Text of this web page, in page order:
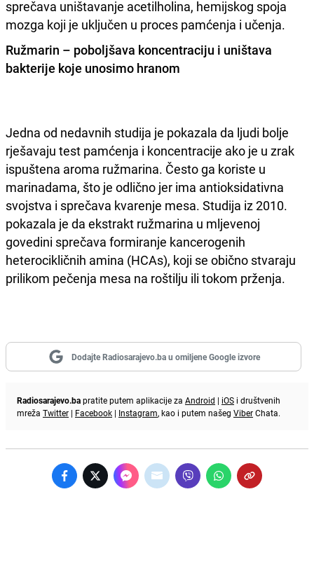
sprečava uništavanje acetilholina, hemijskog spoja
mozga koji je uključen u proces pamćenja i učenja.
Ružmarin – poboljšava koncentraciju i uništava
bakterije koje unosimo hranom
Jedna od nedavnih studija je pokazala da ljudi bolje
rješavaju test pamćenja i koncentracije ako je u zrak
ispuštena aroma ružmarina. Često ga koriste u
marinadama, što je odlično jer ima antioksidativna
svojstva i sprečava kvarenje mesa. Studija iz 2010.
pokazala je da ekstrakt ružmarina u mljevenoj
govedini sprečava formiranje kancerogenih
heterocikličnih amina (HCAs), koji se obično stvaraju
prilikom pečenja mesa na roštilju ili tokom prženja.
Dodajte Radiosarajevo.ba u omiljene Google izvore
Radiosarajevo.bapratite putem aplikacije za Android | iOS i društvenih
mreža Twitter | Facebook | Instagram, kao i putem našeg ViberChata.